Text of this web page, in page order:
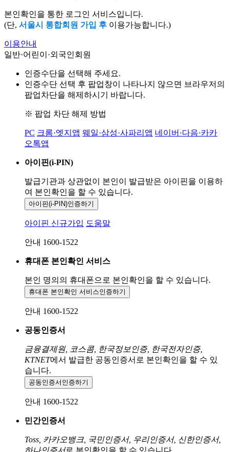
본인확인을 통한 로그인 서비스입니다.
(단, 서울시 통합회원 가입 후 이용가능합니다.)
이용안내
일반·어린이·외국인회원
인증수단을 선택해 주세요.
인증수단 선택 후 팝업창이 나타나지 않으면 브라우저의
팝업차단을 해제하시기 바랍니다.
※ 팝업 차단 해제 방법
PC 크롬·엣지앱 웨일·삼성·사파리앱 네이버·다음·카카
오톡앱
아이핀(i-PIN)
발급기관과 상관없이 본인이 발급받은 아이핀을 이용하
여 본인확인을 할 수 있습니다.
아이핀(i-PIN)인증하기
아이핀 신규가입 도움말
안내 1600-1522
휴대폰 본인확인 서비스
본인 명의의 휴대폰으로 본인확인을 할 수 있습니다.
휴대폰 본인확인 서비스인증하기
안내 1600-1522
공동인증서
금융결제원, 코스콤, 한국정보인증, 한국전자인증,
KTNET에서 발급한 공동인증서로 본인확인을 할 수 있
습니다.
공동인증서 인증하기
안내 1600-1522
민간인증서
Toss, 카카오뱅크, 국민인증서, 우리인증서, 신한인증서,